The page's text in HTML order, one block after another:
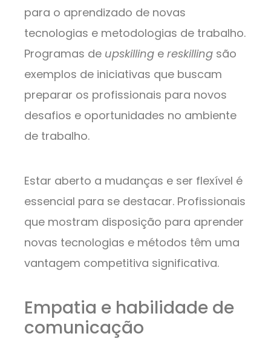
para o aprendizado de novas
tecnologias e metodologias de trabalho.
Programas de upskilling e reskilling são
exemplos de iniciativas que buscam
preparar os profissionais para novos
desafios e oportunidades no ambiente
de trabalho.
Estar aberto a mudanças e ser flexível é
essencial para se destacar. Profissionais
que mostram disposição para aprender
novas tecnologias e métodos têm uma
vantagem competitiva significativa.
Empatia e habilidade de
comunicação